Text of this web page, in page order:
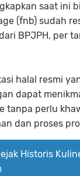
saat ini
(fnb) sudah
BPJPH, per
halal resmi
dapat
tanpa perlu
dan proses
Historis